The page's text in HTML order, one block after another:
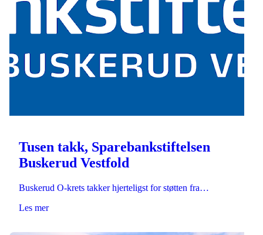
Tusen takk, Sparebankstiftelsen
Buskerud Vestfold
Buskerud O-krets takker hjerteligst for støtten fra…
Les mer